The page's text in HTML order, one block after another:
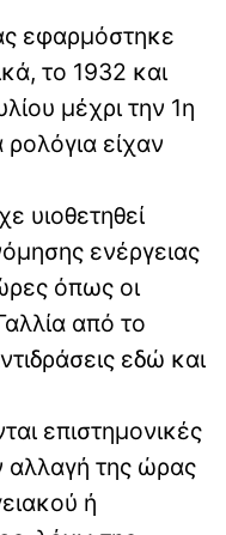
εφαρμόστηκε
το 1932 και
μέχρι την 1η
είχαν
υιοθετηθεί
ενέργειας
όπως οι
από το
εδώ και
επιστημονικές
αλλαγή της ώρας
ή